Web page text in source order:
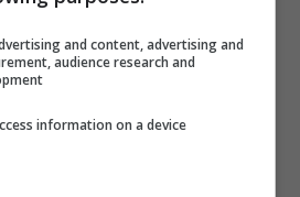
296 GT3. La gara di
non è stata per nulla
unaBMWM4 GT3 del
a proprio agio.
and content, advertising and
audience research and
information on a device